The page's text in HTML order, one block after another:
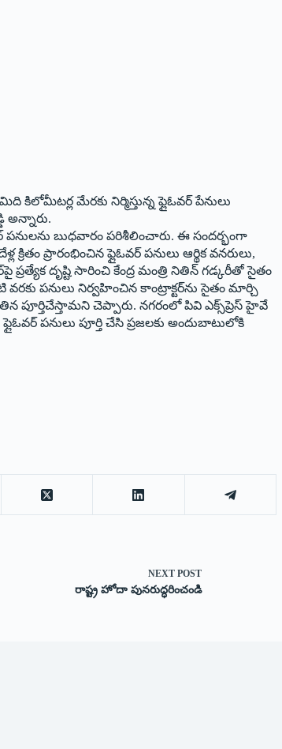
కిలోమీటర్ల మేరకు నిర్మిస్తున్న ఫ్లైఓవర్‌ పేనులు
అన్నారు.
పనులను బుధవారం పరిశీలించారు. ఈ సందర్భంగా
ప్రారంభించిన ఫ్లైఓవర్‌ పనులు ఆర్థిక వనరులు,
దృష్టి సారించి కేంద్ర మంత్రి నితిన్‌ గడ్కరీతో సైతం
పనులు నిర్వహించిన కాంట్రాక్టర్‌ను సైతం మార్చి
పూర్తిచేస్తామని చెప్పారు. నగరంలో పివి ఎక్స్‌ప్రెస్‌ హైవే
పనులు పూర్తి చేసి ప్రజలకు అందుబాటులోకి
NEXTPOST
రాష్ట్ర హోదా పునరుద్ధరించండి